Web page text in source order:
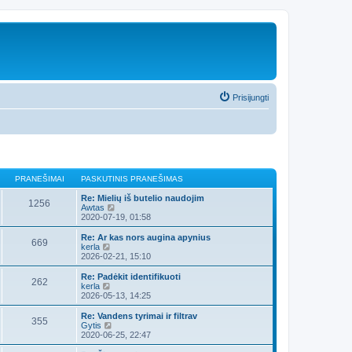
Prisijungti
PRANEŠIMAI PASKUTINIS PRANEŠIMAS
1256
Re: Mielių iš butelio naudojim
Awtas
e
r
ž
ū
ė
t
i
n
u
a
u
2020-07-19, 01:58
669
Re: Ar kas nors augina apynius
kerla
e
r
ž
ū
ė
t
i
n
2026-02-21, 15:10
262
Re: Padėkit identifikuoti
kerla
e
r
ž
i
ū
2026-05-13, 14:25
355
Re: Vandens tyrimai ir filtrav
Gytis
e
r
2020-06-25, 22:47